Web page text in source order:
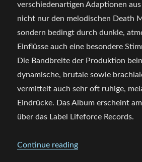
verschiedenartigen Adaptionen
nicht nur den melodischen Death
sondern bedingt durch dunkle,
Einflüsse auch eine besondere
Die Bandbreite der Produktion
dynamische, brutale sowie
vermittelt auch sehr oft ruhige,
Eindrücke. Das Album erscheint
über das Label Lifeforce Records.
Continue reading„CD Review: